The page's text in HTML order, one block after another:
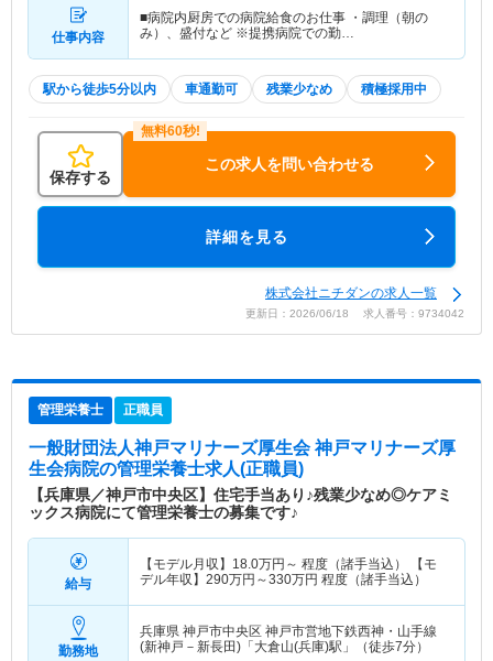
仕事内容
■病院内厨房での病院給食のお仕事 ・調理（朝の
み）、盛付など ※提携病院での勤…
駅から徒歩5分以内 車通勤可 残業少なめ 積極採用中
保存する
この求人を問い合わせる
詳細を見る
株式会社ニチダンの求人一覧
更新日：2026/06/18 求人番号：9734042
管理栄養士 正職員
一般財団法人神戸マリナーズ厚生会 神戸マリナーズ厚
生会病院の管理栄養士求人(正職員)
【兵庫県／神戸市中央区】住宅手当あり♪残業少なめ◎ケアミ
ックス病院にて管理栄養士の募集です♪
給与
【モデル月収】 18.0万円～ 程度（諸手当込） 【モ
デル年収】 290万円～330万円 程度（諸手当込）
勤務地
兵庫県 神戸市中央区 神戸市営地下鉄西神・山手線
(新神戸－新長田)「大倉山(兵庫)駅」（徒歩7分）